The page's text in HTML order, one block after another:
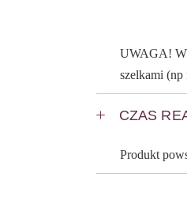
UWAGA! W
szelkami (np
CZAS
Produkt